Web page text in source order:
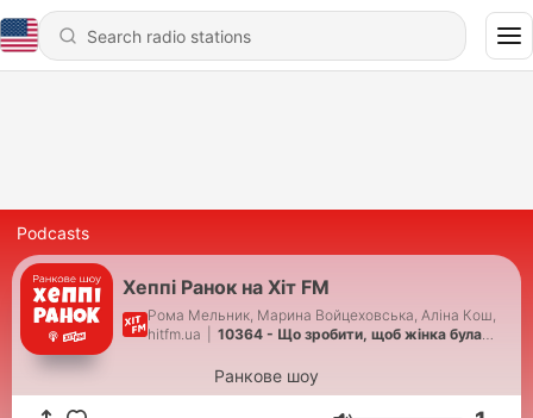
Podcasts
Хеппі Ранок на Хіт FM
Рома Мельник, Марина Войцеховська, Аліна Кош,
hitfm.ua
10364 - Що зробити, щоб жінка була
Ранкове шоу